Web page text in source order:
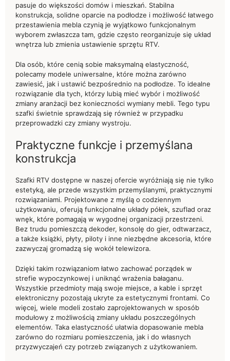
pasuje do większości domów i mieszkań. Stabilna
konstrukcja, solidne oparcie na podłodze i możliwość łatwego
przestawienia mebla czynią je wyjątkowo funkcjonalnym
wyborem zwłaszcza tam, gdzie często reorganizuje się układ
wnętrza lub zmienia ustawienie sprzętu RTV.
Dla osób, które cenią sobie maksymalną elastyczność,
polecamy modele uniwersalne, które można zarówno
zawiesić, jak i ustawić bezpośrednio na podłodze. To idealne
rozwiązanie dla tych, którzy lubią mieć wybór i możliwość
zmiany aranżacji bez konieczności wymiany mebli. Tego typu
szafki świetnie sprawdzają się również w przypadku
przeprowadzki czy zmiany wystroju.
Praktyczne funkcje i przemyślana
konstrukcja
Szafki RTV dostępne w naszej ofercie wyróżniają się nie tylko
estetyką, ale przede wszystkim przemyślanymi, praktycznymi
rozwiązaniami. Projektowane z myślą o codziennym
użytkowaniu, oferują funkcjonalne układy półek, szuflad oraz
wnęk, które pomagają w wygodnej organizacji przestrzeni.
Bez trudu pomieszczą dekoder, konsolę do gier, odtwarzacz,
a także książki, płyty, piloty i inne niezbędne akcesoria, które
zazwyczaj gromadzą się wokół telewizora.
Dzięki takim rozwiązaniom łatwo zachować porządek w
strefie wypoczynkowej i uniknąć wrażenia bałaganu.
Wszystkie przedmioty mają swoje miejsce, a kable i sprzęt
elektroniczny pozostają ukryte za estetycznymi frontami. Co
więcej, wiele modeli zostało zaprojektowanych w sposób
modułowy z możliwością zmiany układu poszczególnych
elementów. Taka elastyczność ułatwia dopasowanie mebla
zarówno do rozmiaru pomieszczenia, jak i do własnych
przyzwyczajeń czy potrzeb związanych z użytkowaniem.